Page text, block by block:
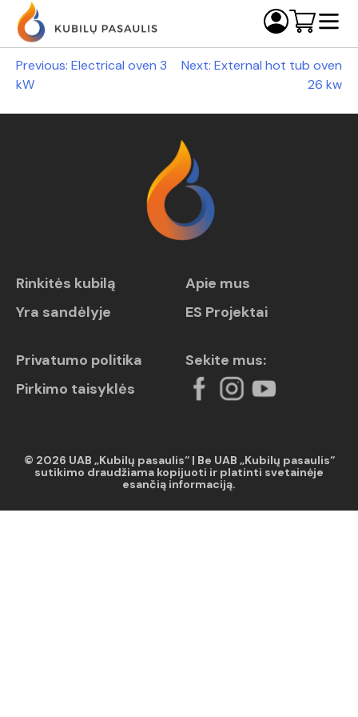
Navigacija
Previous: Electrical oven 3
kW
Next: External hot tub oven
26 kw
Rinkitės kubilą
Yra sandėlyje
Apie mus
ES Projektai
Privatumo politika
Pirkimo taisyklės
Sekite mus:
© 2026 UAB „Kubilų pasaulis“ | Be UAB „Kubilų pasaulis“
sutikimo draudžiama kopijuoti ir platinti svetainėje
esančią informaciją.